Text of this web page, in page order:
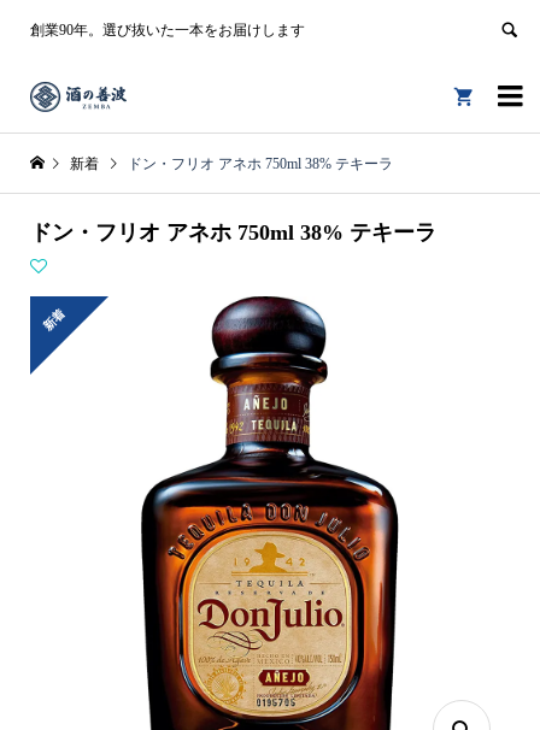
創業90年。選び抜いた一本をお届けします


新着 ドン・フリオ アネホ 750ml 38% テキーラ
ドン・フリオ アネホ 750ml 38% テキーラ
新着